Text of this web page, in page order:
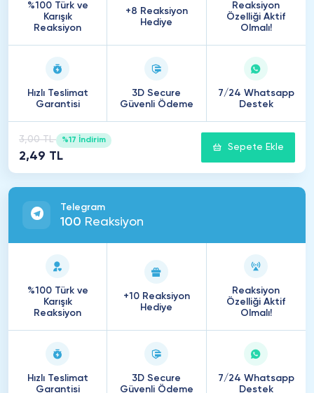
%100 Türk ve
Karışık
Reaksiyon
+8 Reaksiyon
Hediye
Reaksiyon
Özelliği Aktif
Olmalı!
Hızlı Teslimat
Garantisi
3D Secure
Güvenli Ödeme
7/24 Whatsapp
Destek
3,00 TL %17 İndirim
2,49 TL
Sepete Ekle
Telegram
100 Reaksiyon
%100 Türk ve
Karışık
Reaksiyon
+10 Reaksiyon
Hediye
Reaksiyon
Özelliği Aktif
Olmalı!
Hızlı Teslimat
Garantisi
3D Secure
Güvenli Ödeme
7/24 Whatsapp
Destek